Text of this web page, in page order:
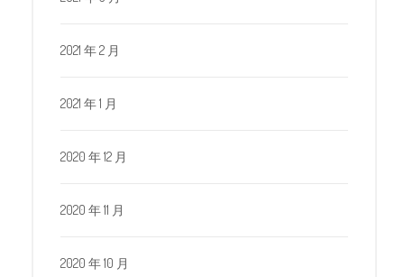
2021 年 2 月
2021 年 1 月
2020 年 12 月
2020 年 11 月
2020 年 10 月